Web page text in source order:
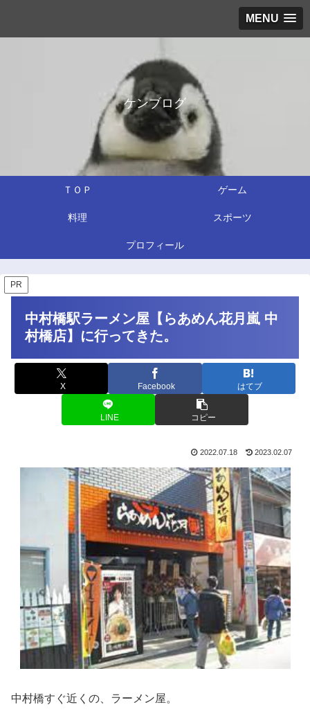
MENU
ケンブログ
ＴＯＰ ゲーム
料理 スポーツ
プロフィール
PR
中村橋駅ラーメン屋【らあめん花月嵐 中
村橋店】に行ってきた。
X Facebook はてブ
LINE コピー
2022.07.18 2023.02.07
中村橋すぐ近くの、ラーメン屋。